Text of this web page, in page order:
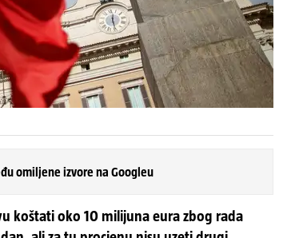
omiljene izvore na Googleu
koštati oko 10 milijuna eura zbog rada